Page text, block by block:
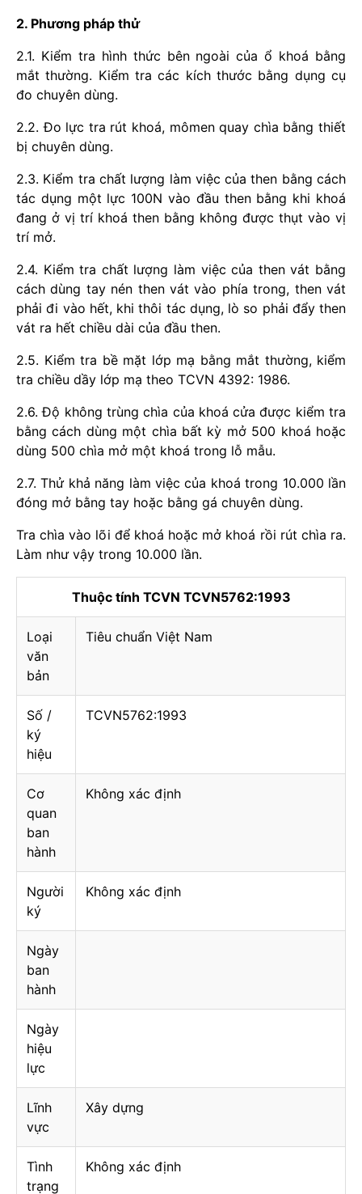
2. Phương pháp thử
2.1. Kiểm tra hình thức bên ngoài của ổ khoá bằng
mắt thường. Kiểm tra các kích thước bằng dụng cụ
đo chuyên dùng.
2.2. Đo lực tra rút khoá, mômen quay chìa bằng thiết
bị chuyên dùng.
2.3. Kiểm tra chất lượng làm việc của then bằng cách
tác dụng một lực 100N vào đầu then bằng khi khoá
đang ở vị trí khoá then bằng không được thụt vào vị
trí mở.
2.4. Kiểm tra chất lượng làm việc của then vát bằng
cách dùng tay nén then vát vào phía trong, then vát
phải đi vào hết, khi thôi tác dụng, lò so phải đẩy then
vát ra hết chiều dài của đầu then.
2.5. Kiểm tra bề mặt lớp mạ bằng mắt thường, kiểm
tra chiều dầy lớp mạ theo TCVN 4392: 1986.
2.6. Độ không trùng chìa của khoá cửa được kiểm tra
bằng cách dùng một chìa bất kỳ mở 500 khoá hoặc
dùng 500 chìa mở một khoá trong lỗ mẫu.
2.7. Thử khả năng làm việc của khoá trong 10.000 lần
đóng mở bằng tay hoặc bằng gá chuyên dùng.
Tra chìa vào lõi để khoá hoặc mở khoá rồi rút chìa ra.
Làm như vậy trong 10.000 lần.
Thuộc tính TCVN TCVN5762:1993
Loại
văn
bản
Tiêu chuẩn Việt Nam
Số /
ký
hiệu
TCVN5762:1993
Cơ
quan
ban
hành
Không xác định
Người
ký
Không xác định
Ngày
ban
hành
Ngày
hiệu
lực
Lĩnh
vực
Xây dựng
Tình
trạng
Không xác định